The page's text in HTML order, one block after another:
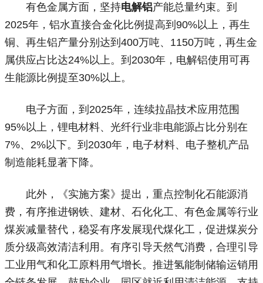
有色金属方面，坚持电解铝产能总量约束。到
2025年，铝水直接合金化比例提高到90%以上，再生
铜、再生铝产量分别达到400万吨、1150万吨，再生金
属供应占比达24%以上。到2030年，电解铝使用可再
生能源比例提至30%以上。
电子方面，到2025年，连续拉晶技术应用范围
95%以上，锂电材料、光纤行业非电能源占比分别在
7%、2%以下。到2030年，电子材料、电子整机产品
制造能耗显著下降。
此外，《实施方案》提出，重点控制化石能源消
费，有序推进钢铁、建材、石化化工、有色金属等行业
煤炭减量替代，稳妥有序发展现代煤化工，促进煤炭分
质分级高效清洁利用。有序引导天然气消费，合理引导
工业用气和化工原料用气增长。推进氢能制储输运销用